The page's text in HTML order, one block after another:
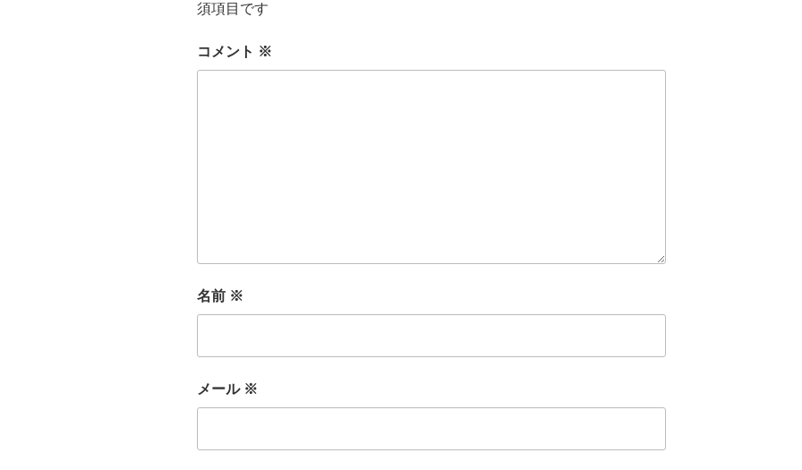
須項目です
コメント ※
名前 ※
メール ※